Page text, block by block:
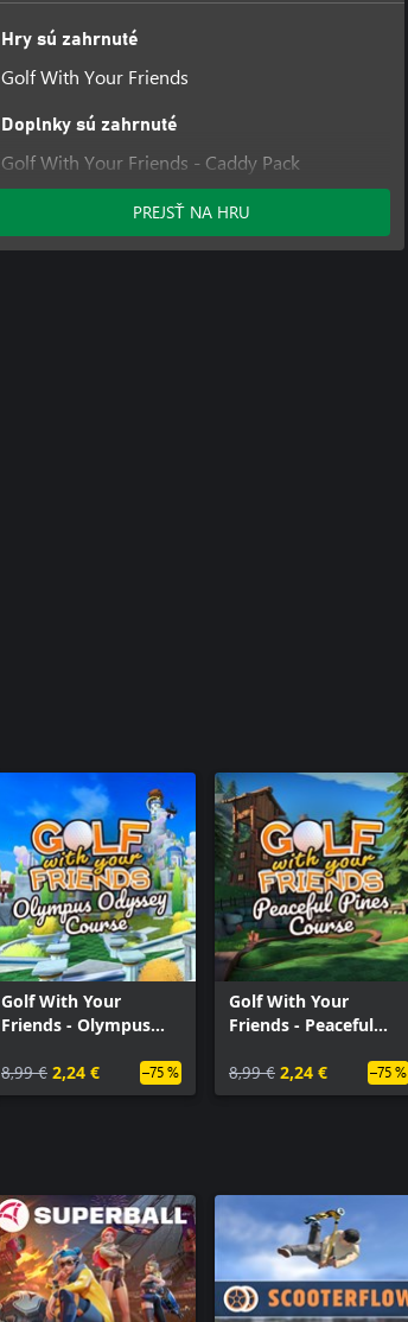
Hry sú zahrnuté
Golf With Your Friends
Doplnky sú zahrnuté
Golf With Your Friends - Caddy Pack
Golf With Your Friends - Bouncy Castle
PREJSŤ NA HRU
Golf With Your
Friends - Olympus
8,99 € 2,24 € –75 %
Golf With Your
Friends - Peaceful
8,99 € 2,24 € –75 %